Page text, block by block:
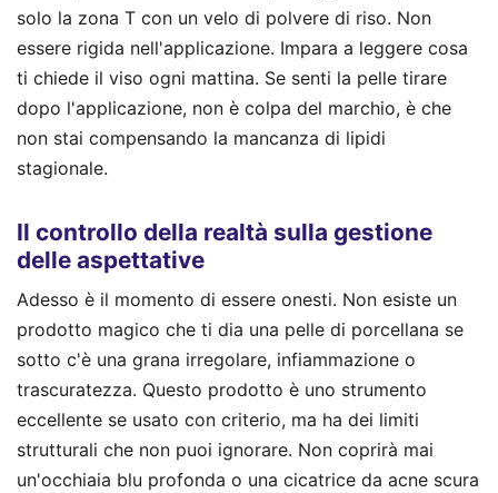
solo la zona T con un velo di polvere di riso. Non
essere rigida nell'applicazione. Impara a leggere cosa
ti chiede il viso ogni mattina. Se senti la pelle tirare
dopo l'applicazione, non è colpa del marchio, è che
non stai compensando la mancanza di lipidi
stagionale.
Il controllo della realtà sulla gestione
delle aspettative
Adesso è il momento di essere onesti. Non esiste un
prodotto magico che ti dia una pelle di porcellana se
sotto c'è una grana irregolare, infiammazione o
trascuratezza. Questo prodotto è uno strumento
eccellente se usato con criterio, ma ha dei limiti
strutturali che non puoi ignorare. Non coprirà mai
un'occhiaia blu profonda o una cicatrice da acne scura